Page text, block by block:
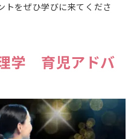
トをぜひ学びに来てくださ
学 育児アドバ